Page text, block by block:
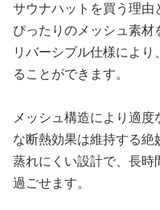
サウナハットを買う理
ぴったりのメッシュ素材
リバーシブル仕様によ
ることができます。
メッシュ構造により適
な断熱効果は維持する絶
蒸れにくい設計で、長
過ごせます。